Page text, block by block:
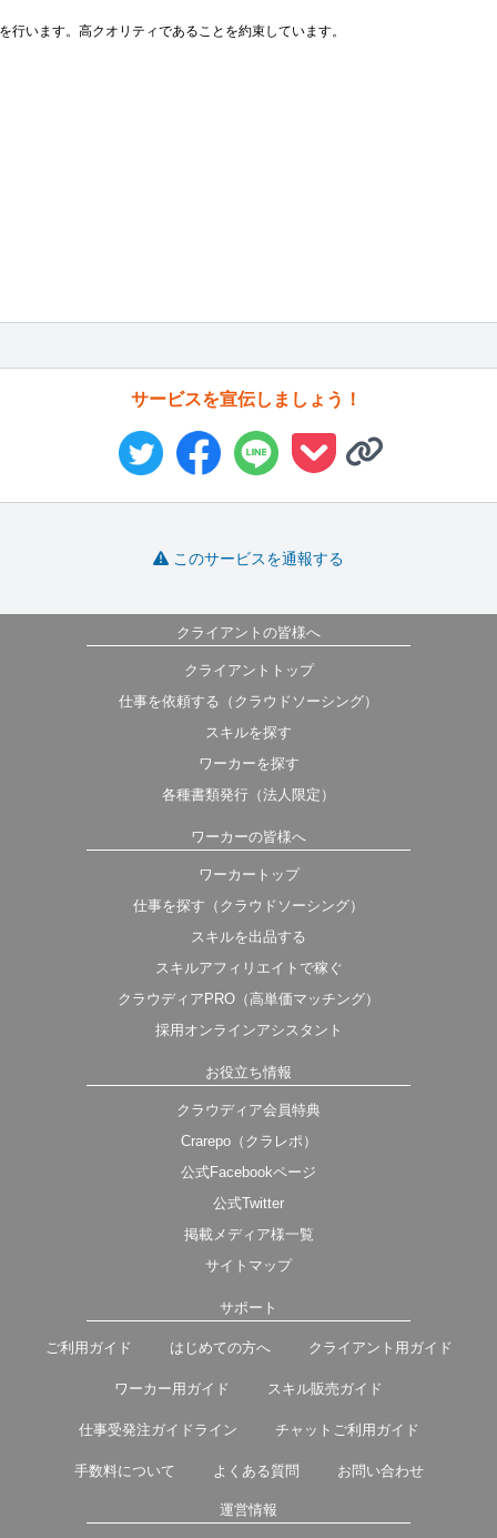
行います。高クオリティであることを約束しています。
サービスを宣伝しましょう！
このサービスを通報する
クライアントの皆様へ
クライアントトップ
仕事を依頼する（クラウドソーシング）
スキルを探す
ワーカーを探す
各種書類発行（法人限定）
ワーカーの皆様へ
ワーカートップ
仕事を探す（クラウドソーシング）
スキルを出品する
スキルアフィリエイトで稼ぐ
クラウディアPRO（高単価マッチング）
採用オンラインアシスタント
お役立ち情報
クラウディア会員特典
Crarepo（クラレポ）
公式Facebookページ
公式Twitter
掲載メディア様一覧
サイトマップ
サポート
ご利用ガイド はじめての方へ クライアント用ガイド
ワーカー用ガイド スキル販売ガイド
仕事受発注ガイドライン チャットご利用ガイド
手数料について よくある質問 お問い合わせ
運営情報